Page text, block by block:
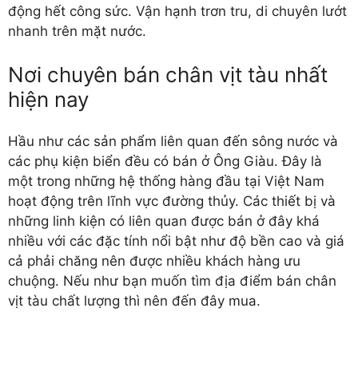
động hết công sức. Vận hạnh trơn tru, di chuyên lướt
nhanh trên mặt nước.
Nơi chuyên bán chân vịt tàu nhất
hiện nay
Hầu như các sản phẩm liên quan đến sông nước và
các phụ kiện biển đều có bán ở Ông Giàu. Đây là
một trong những hệ thống hàng đầu tại Việt Nam
hoạt động trên lĩnh vực đường thủy. Các thiết bị và
những linh kiện có liên quan được bán ở đây khá
nhiều với các đặc tính nổi bật như độ bền cao và giá
cả phải chăng nên được nhiều khách hàng ưu
chuộng. Nếu như bạn muốn tìm địa điểm bán chân
vịt tàu chất lượng thì nên đến đây mua.